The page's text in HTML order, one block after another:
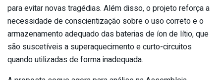
para evitar novas tragédias. Além disso, o projeto reforça a
necessidade de conscientização sobre o uso correto e o
armazenamento adequado das baterias de íon de lítio, que
são suscetíveis a superaquecimento e curto-circuitos
quando utilizadas de forma inadequada.